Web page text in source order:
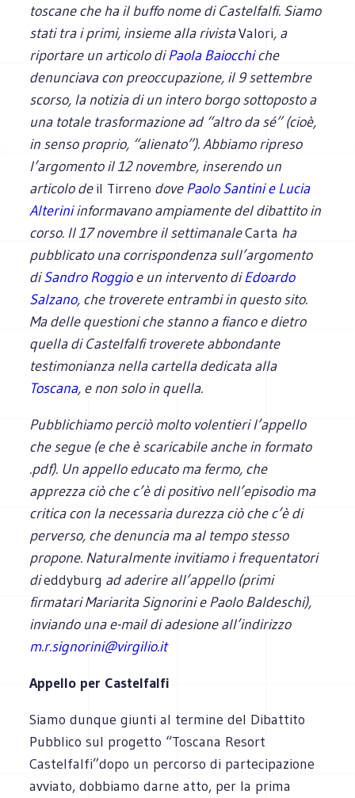
toscane che ha il buffo nome di Castelfalfi. Siamo
stati tra i primi, insieme alla rivistaValori, a
riportare un articolo diPaola Baiocchiche
denunciava con preoccupazione, il 9 settembre
scorso, la notizia di un intero borgo sottoposto a
una totale trasformazione ad “altro da sé” (cioè,
in senso proprio, “alienato”). Abbiamo ripreso
l’argomento il 12 novembre, inserendo un
articolo deil Tirreno dovePaolo Santini e Lucia
Alteriniinformavano ampiamente del dibattito in
corso. Il 17 novembre il settimanaleCarta ha
pubblicato una corrispondenza sull’argomento
diSandro Roggioe un intervento diEdoardo
Salzano, che troverete entrambi in questo sito.
Ma delle questioni che stanno a fianco e dietro
quella di Castelfalfi troverete abbondante
testimonianza nella cartella dedicata alla
Toscana, e non solo in quella.
Pubblichiamo perciò molto volentieri l’appello
che segue (e che è scaricabile anche in formato
.pdf). Un appello educato ma fermo, che
apprezza ciò che c’è di positivo nell’episodio ma
critica con la necessaria durezza ciò che c’è di
perverso, che denuncia ma al tempo stesso
propone. Naturalmente invitiamo i frequentatori
dieddyburg ad aderire all’appello (primi
firmatari Mariarita Signorini e Paolo Baldeschi),
inviando una e-mail di adesione all’indirizzo
m.r.signorini@virgilio.it
Appello per Castelfalfi
Siamo dunque giunti al termine del Dibattito
Pubblico sul progetto “Toscana Resort
Castelfalfi”dopo un percorso di partecipazione
avviato, dobbiamo darne atto, per la prima